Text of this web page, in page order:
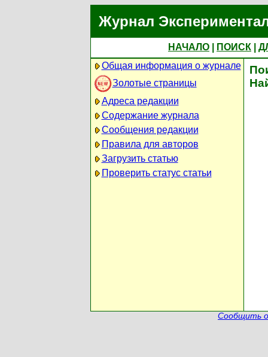
Журнал
НАЧАЛО ПОИСК
Общая информация о журнале
Золотые страницы
Адреса редакции
Содержание журнала
Сообщения редакции
Правила для авторов
Загрузить статью
Проверить статус статьи
Сообщить о